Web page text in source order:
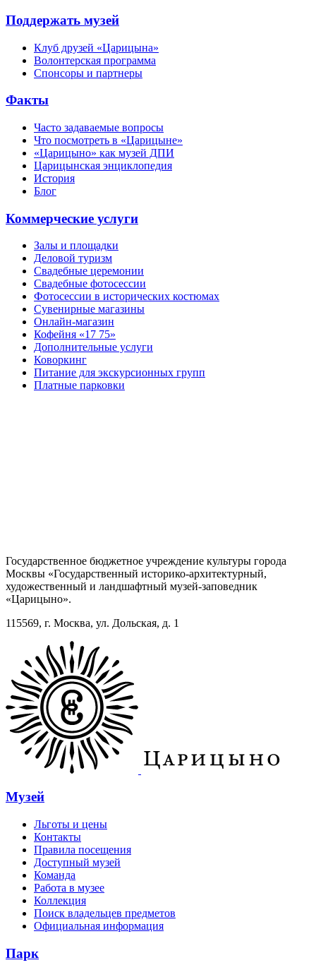
Поддержать музей
Клуб друзей «Царицына»
Волонтерская программа
Спонсоры и партнеры
Факты
Часто задаваемые вопросы
Что посмотреть в «Царицыне»
«Царицыно» как музей ДПИ
Царицынская энциклопедия
История
Блог
Коммерческие услуги
Залы и площадки
Деловой туризм
Свадебные церемонии
Свадебные фотосессии
Фотосессии в исторических костюмах
Сувенирные магазины
Онлайн-магазин
Кофейня «17 75»
Дополнительные услуги
Коворкинг
Питание для экскурсионных групп
Платные парковки
Государственное бюджетное учреждение культуры города
Москвы «Государственный историко-архитектурный,
художественный и ландшафтный музей-заповедник
«Царицыно».
115569, г. Москва, ул. Дольская, д. 1
Музей
Льготы и цены
Контакты
Правила посещения
Доступный музей
Команда
Работа в музее
Коллекция
Поиск владельцев предметов
Официальная информация
Парк